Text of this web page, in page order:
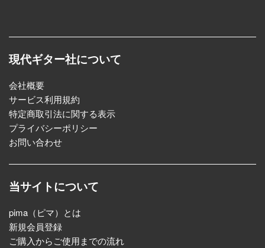
現代ギター社について
会社概要
サービス利用規約
特定商取引法に関する表示
プライバシーポリシー
お問い合わせ
当サイトについて
pima（ピマ）とは
新規会員登録
ご購入からご使用までの流れ